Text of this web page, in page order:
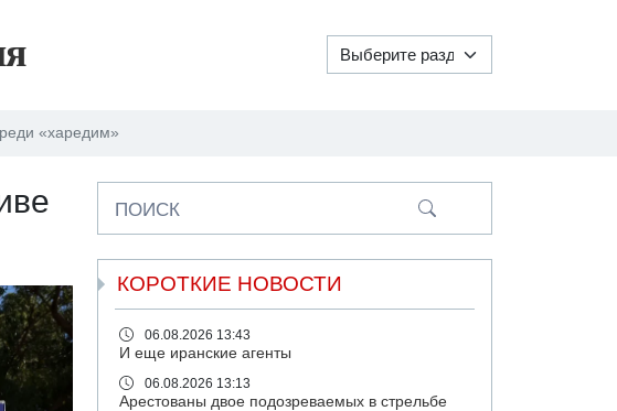
«харедим»
ПОИСК
КОРОТКИЕ НОВОСТИ
06.08.2026 13:43
И еще иранские агенты
06.08.2026 13:13
Арестованы двое подозреваемых в стрельбе